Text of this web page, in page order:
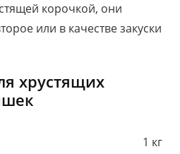
корочкой, они
или в качестве закуски
хрустящих
1 кг